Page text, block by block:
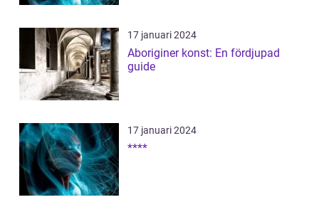
17 januari 2024
Aboriginer konst: En fördjupad
guide
17 januari 2024
****